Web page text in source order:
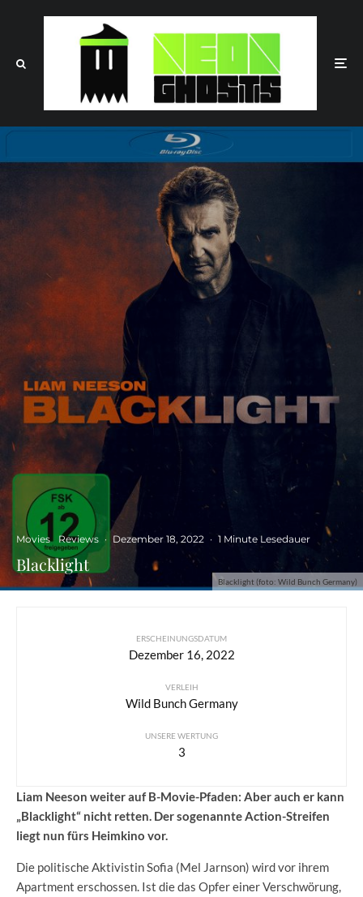
Blacklight (foto: Wild Bunch Germany)
Movies Reviews · Dezember 18, 2022 · 1 Minute Lesedauer
Blacklight
ERSCHEINUNGSDATUM
Dezember 16, 2022
VERLEIH
Wild Bunch Germany
UNSERE WERTUNG
3
Liam Neeson weiter auf B-Movie-Pfaden: Aber auch er kann
„Blacklight“ nicht retten. Der sogenannte Action-Streifen
liegt nun fürs Heimkino vor.
Die politische Aktivistin Sofia (Mel Jarnson) wird vor ihrem
Apartment erschossen. Ist die das Opfer einer Verschwörung,